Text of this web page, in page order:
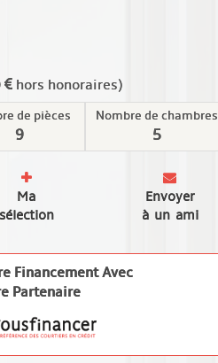
hors honoraires)
de pièces
9
Nombre de chambres
5
Ma
sélection
Envoyer
à un ami
Financement Avec
Partenaire